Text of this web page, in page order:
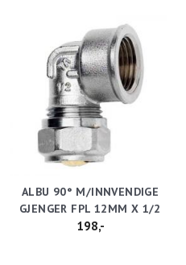
ALBU 90° M/INNVENDIGE
GJENGER FPL 12MM X 1/2
198,-